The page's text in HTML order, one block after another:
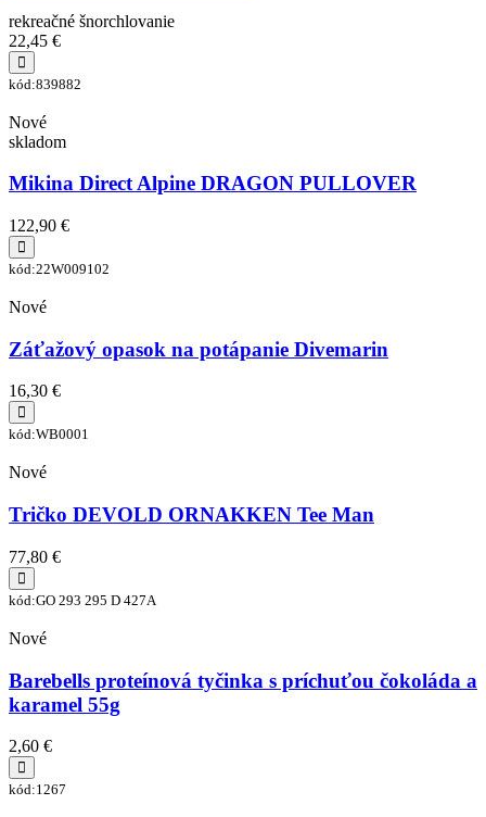
rekreačné šnorchlovanie
22,45 €
kód:839882
Nové
skladom
Mikina Direct Alpine DRAGON PULLOVER
122,90 €
kód:22W009102
Nové
Záťažový opasok na potápanie Divemarin
16,30 €
kód:WB0001
Nové
Tričko DEVOLD ORNAKKEN Tee Man
77,80 €
kód:GO 293 295 D 427A
Nové
Barebells proteínová tyčinka s príchuťou čokoláda a
karamel 55g
2,60 €
kód:1267